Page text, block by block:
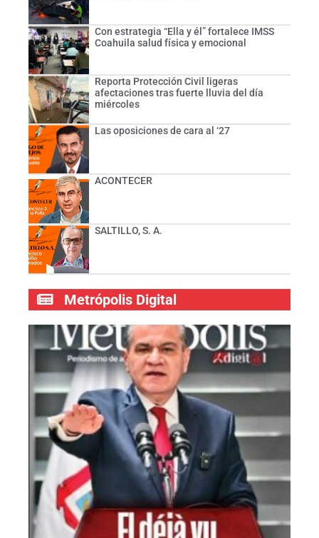
Con estrategia “Ella y él” fortalece IMSS
Coahuila salud física y emocional
Reporta Protección Civil ligeras
afectaciones tras fuerte lluvia del día
miércoles
Las oposiciones de cara al ‘27
ACONTECER
SALTILLO, S. A.
Metrópolis Digital